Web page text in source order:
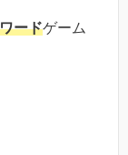
ードゲーム